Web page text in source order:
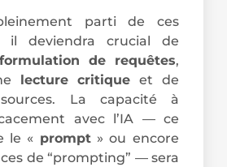
parti de ces
il deviendra crucial de
formulation de requêtes,
lecture critique et de
La capacité à
avec l’IA — ce
le « prompt» ou encore
de “prompting” — sera